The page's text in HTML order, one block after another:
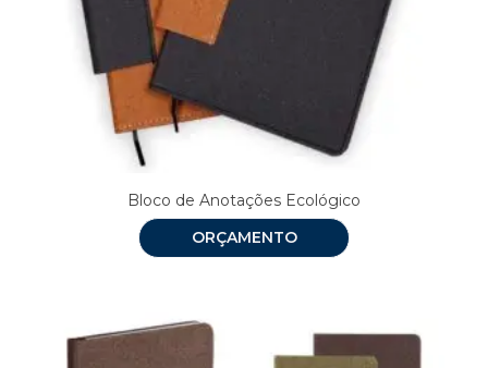
Bloco de Anotações Ecológico
ORÇAMENTO